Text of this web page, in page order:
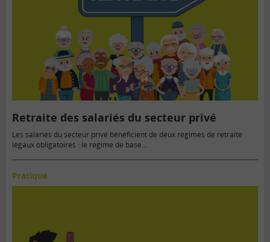
Retraite des salariés du secteur privé
Les salariés du secteur privé bénéficient de deux régimes de retraite
légaux obligatoires : le régime de base…
Pratique